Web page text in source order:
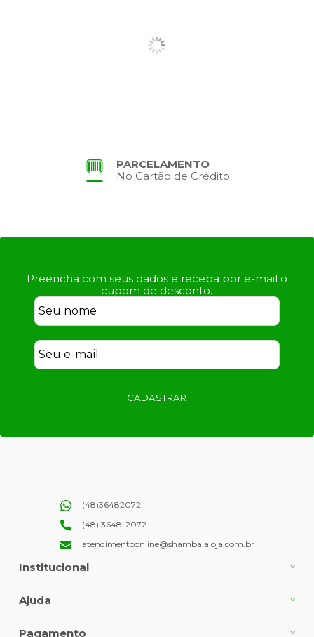
PARCELAMENTO
No Cartão de Crédito
Preencha com seus dados e receba por e-mail o
cupom de desconto.
CADASTRAR
Institucional
Ajuda
(48)36482072
(48) 3648-2072
atendimentoonline@shambalaloja.com.br
Pagamento